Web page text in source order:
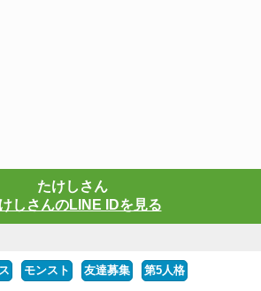
たけしさん
しさんのLINE IDを見る
モンスト 友達募集 第5人格